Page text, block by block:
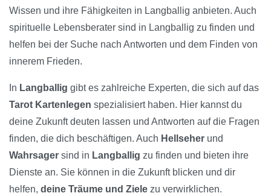
Wissen und ihre Fähigkeiten in Langballig anbieten. Auch
spirituelle Lebensberater sind in Langballig zu finden und
helfen bei der Suche nach Antworten und dem Finden von
innerem Frieden.
In Langballig gibt es zahlreiche Experten, die sich auf das
Tarot Kartenlegen spezialisiert haben. Hier kannst du
deine Zukunft deuten lassen und Antworten auf die Fragen
finden, die dich beschäftigen. Auch Hellseher und
Wahrsager sind in Langballig zu finden und bieten ihre
Dienste an. Sie können in die Zukunft blicken und dir
helfen, deine Träume und Ziele zu verwirklichen.